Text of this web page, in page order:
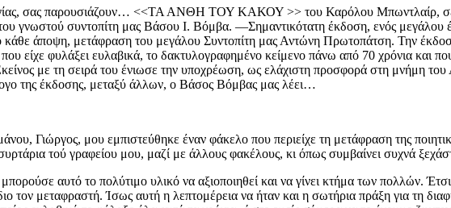
σας παρουσιάζουν… <<ΤΑ ΑΝΘΗ ΤΟΥ ΚΑΚΟΥ >> του Καρόλου
γνωστού συντοπίτη μας Βάσου Ι. Βόμβα. —Σημαντικότατη έκδοση, ενός μεγάλου
άποψη, μετάφραση του μεγάλου Συντοπίτη μας Αντώνη Πρωτοπάτση. Την
είχε φυλάξει ευλαβικά, το δακτυλογραφημένο κείμενο πάνω από 70 χρόνια και
με τη σειρά του ένιωσε την υποχρέωση, ως ελάχιστη προσφορά στη μνήμη
της έκδοσης, μεταξύ άλλων, ο Βάσος Βόμβας μας λέει…
Γιώργος, μου εμπιστεύθηκε έναν φάκελο που περιείχε τη μετάφραση της
τού γραφείου μου, μαζί με άλλους φακέλους, κι όπως συμβαίνει συχνά
αυτό το πολύτιμο υλικό να αξιοποιηθεί και να γίνει κτήμα των πολλών.
τον μεταφραστή. Ίσως αυτή η λεπτομέρεια να ήταν και η σωτήρια πράξη για τη